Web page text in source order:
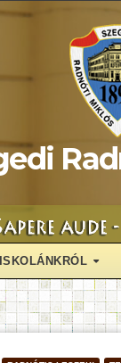
ISKOLÁNKRÓL